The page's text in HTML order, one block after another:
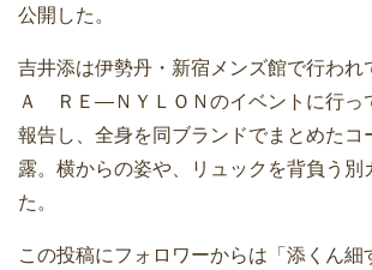
公開した。
吉井添は伊勢丹・新宿メンズ館で行われ
Ａ ＲＥ―ＮＹＬＯＮのイベントに行っ
報告し、全身を同ブランドでまとめたコ
露。横からの姿や、リュックを背負う別
た。
この投稿にフォロワーからは「添くん細